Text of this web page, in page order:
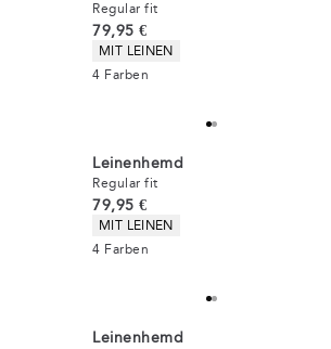
Regular fit
Preis
79,95 €
Produkteigenschaften
MIT LEINEN
4 Farben
Leinenhemd
Regular fit
Preis
79,95 €
Produkteigenschaften
MIT LEINEN
4 Farben
Leinenhemd